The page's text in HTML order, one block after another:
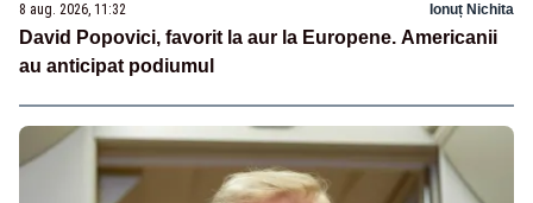
8 aug. 2026, 11:32 Ionuț Nichita
David Popovici, favorit la aur la Europene. Americanii
au anticipat podiumul